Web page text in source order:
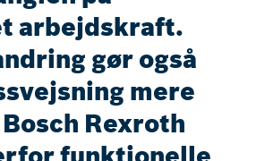
arbejdskraft.
gør også
mere
Rexroth